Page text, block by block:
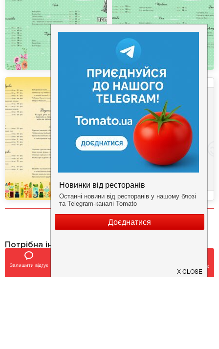
Залишити відгук Забронировать столик
Потрібна інформація про заклад?
Завантажуйте додаток!